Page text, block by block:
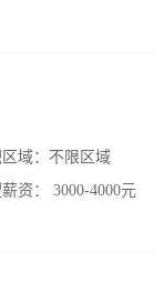
域： 不限区域
资：
3000-4000元